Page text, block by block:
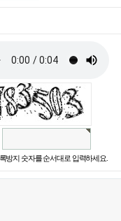
방지 숫자를 순서대로 입력하세요.